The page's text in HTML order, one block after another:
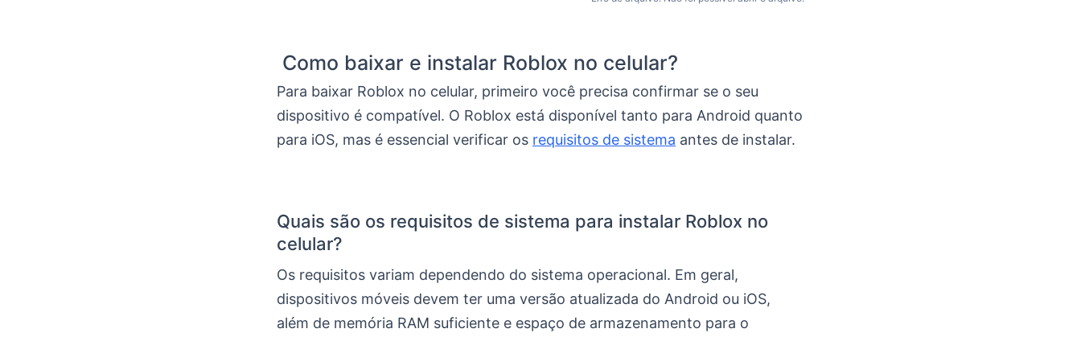
Como baixar e instalar Roblox no celular?
Para baixar Roblox no celular, primeiro você precisa confirmar se o seu
dispositivo é compatível. O Roblox está disponível tanto para Android quanto
para iOS, mas é essencial verificar os requisitos de sistema antes de instalar.
Quais são os requisitos de sistema para instalar Roblox no
celular?
Os requisitos variam dependendo do sistema operacional. Em geral,
dispositivos móveis devem ter uma versão atualizada do Android ou iOS,
além de memória RAM suficiente e espaço de armazenamento para o